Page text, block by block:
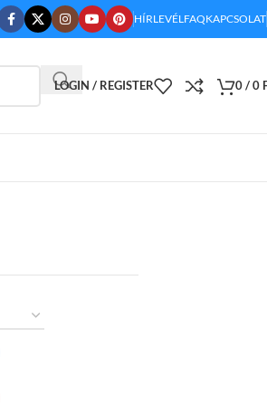
HÍRLEVÉLFAQKAPCSOLAT
LOGIN / REGISTER 0/0